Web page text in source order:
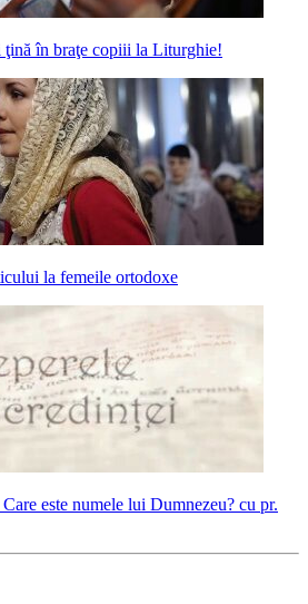
ţină în braţe copiii la Liturghie!
la femeile ortodoxe
este numele lui Dumnezeu? cu pr.